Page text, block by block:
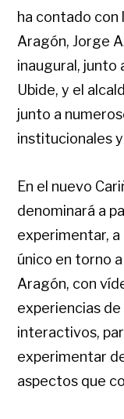
ha contado con
Aragón, Jorge
inaugural, junto
Ubide, y el
junto a
institucionales
En el nuevo
denominará a
experimentar,
único en torno
Aragón, con
experiencias
interactivos,
experimentar
aspectos que